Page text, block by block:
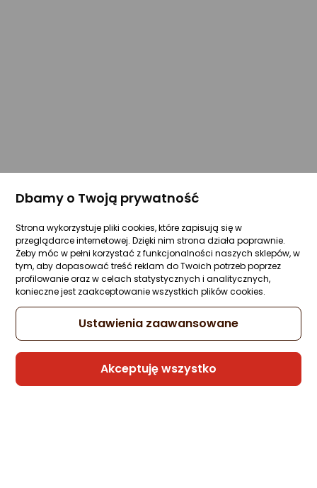
Dbamy o Twoją prywatność
Strona wykorzystuje pliki cookies, które zapisują się w
przeglądarce internetowej. Dzięki nim strona działa poprawnie.
Żeby móc w pełni korzystać z funkcjonalności naszych sklepów, w
tym, aby dopasować treść reklam do Twoich potrzeb poprzez
profilowanie oraz w celach statystycznych i analitycznych,
konieczne jest zaakceptowanie wszystkich plików cookies.
Ustawienia zaawansowane
Akceptuję wszystko